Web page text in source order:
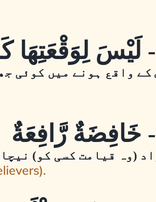
کے واقع ہونے میں کوئی
(وہ قیامت کسی کو)